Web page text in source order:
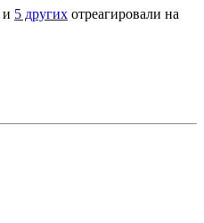
и 5 других отреагировали на